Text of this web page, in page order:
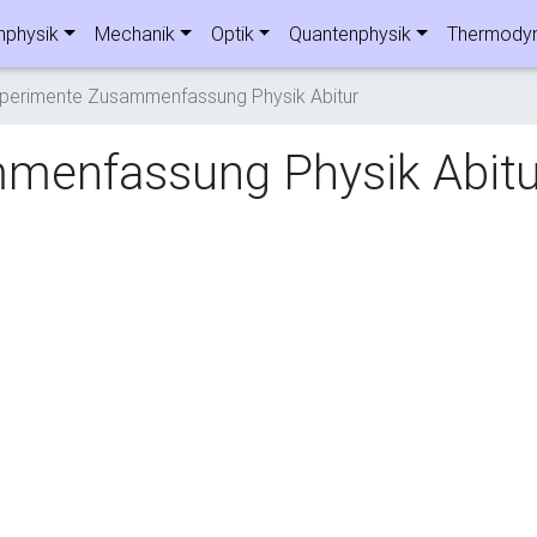
Mechanik Optik Quantenphysik
Zusammenfassung Physik Abitur
Physik